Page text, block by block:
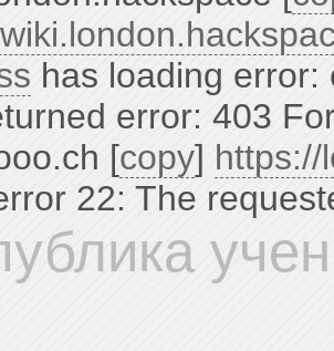
has loading error:
error: 403
[copy] https://
22: The